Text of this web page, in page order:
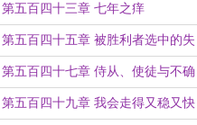
黄金
第五百四十三章 七年之痒
第五百四十五章 被胜利者选中的失
败者
第五百四十七章 侍从、使徒与不确
定性
第五百四十九章 我会走得又稳又快